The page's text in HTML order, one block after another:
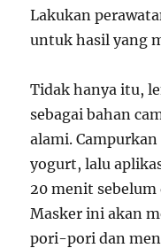
Lakukan
untuk hasil yang
Tidak hanya itu,
sebagai bahan
alami.
yogurt, lalu
20 menit
Masker ini akan
pori-pori dan